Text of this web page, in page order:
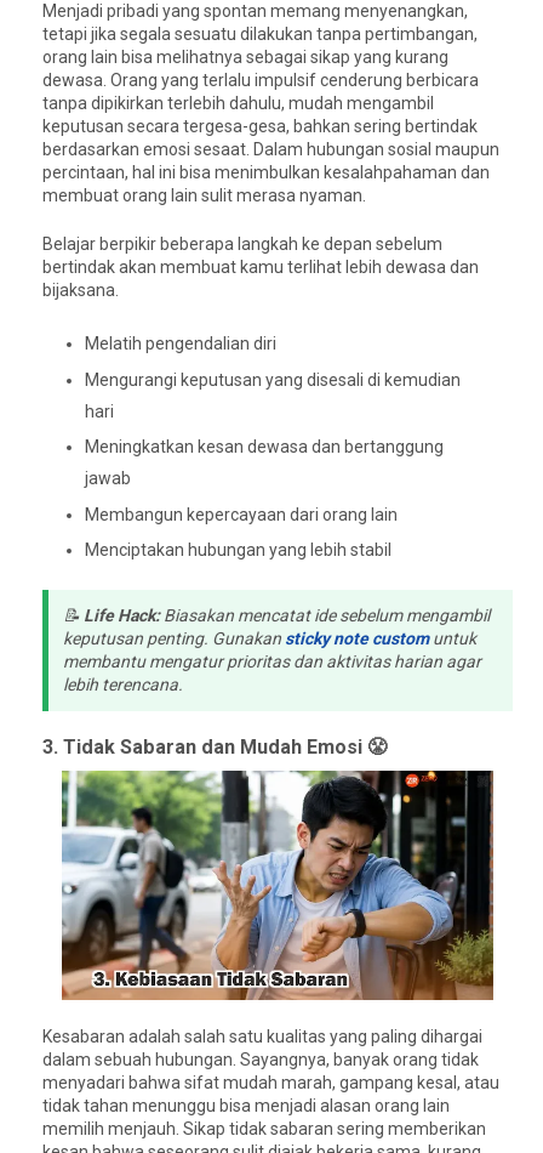
Menjadi pribadi yang spontan memang menyenangkan,
tetapi jika segala sesuatu dilakukan tanpa pertimbangan,
orang lain bisa melihatnya sebagai sikap yang kurang
dewasa. Orang yang terlalu impulsif cenderung berbicara
tanpa dipikirkan terlebih dahulu, mudah mengambil
keputusan secara tergesa-gesa, bahkan sering bertindak
berdasarkan emosi sesaat. Dalam hubungan sosial maupun
percintaan, hal ini bisa menimbulkan kesalahpahaman dan
membuat orang lain sulit merasa nyaman.
Belajar berpikir beberapa langkah ke depan sebelum
bertindak akan membuat kamu terlihat lebih dewasa dan
bijaksana.
Melatih pengendalian diri
Mengurangi keputusan yang disesali di kemudian
hari
Meningkatkan kesan dewasa dan bertanggung
jawab
Membangun kepercayaan dari orang lain
Menciptakan hubungan yang lebih stabil
📝 Life Hack:Biasakan mencatat ide sebelum mengambil
keputusan penting. Gunakan sticky note customuntuk
membantu mengatur prioritas dan aktivitas harian agar
lebih terencana.
3. Tidak Sabaran dan Mudah Emosi 😤
Kesabaran adalah salah satu kualitas yang paling dihargai
dalam sebuah hubungan. Sayangnya, banyak orang tidak
menyadari bahwa sifat mudah marah, gampang kesal, atau
tidak tahan menunggu bisa menjadi alasan orang lain
memilih menjauh. Sikap tidak sabaran sering memberikan